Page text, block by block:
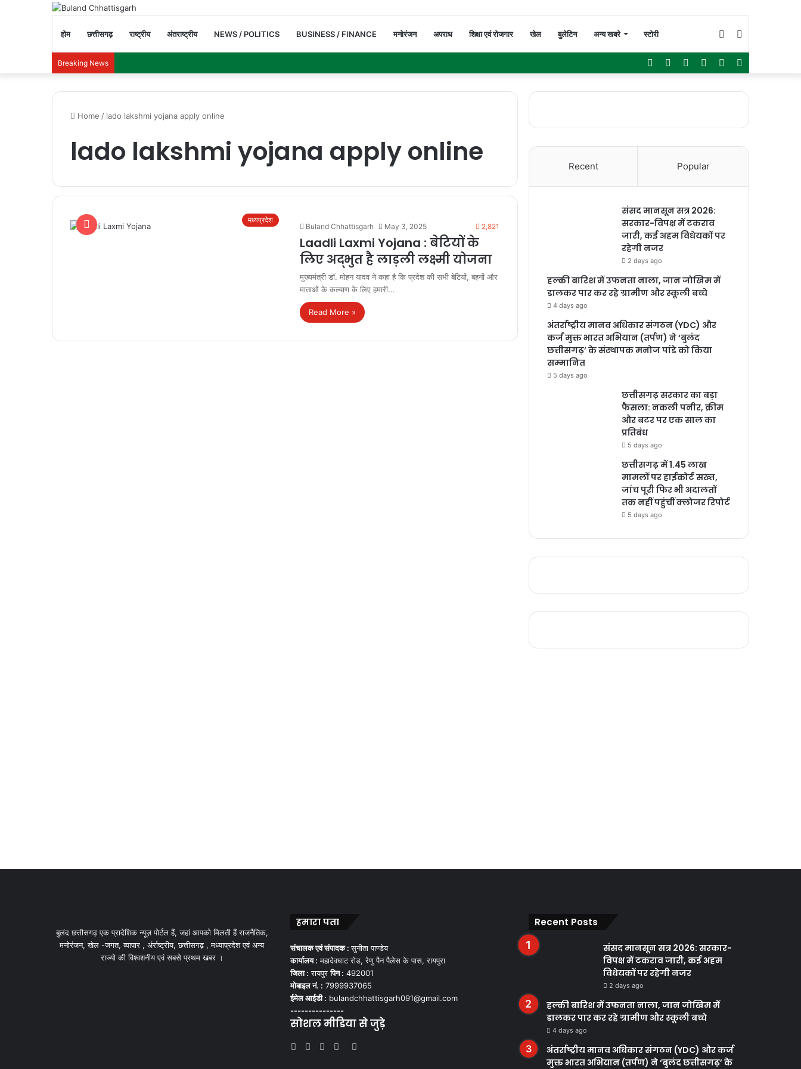
होम छत्तीसगढ़ राष्ट्रीय अंतराष्ट्रीय NEWS / POLITICS BUSINESS / FINANCE मनोरंजन अपराध शिक्षा एवं रोजगार खेल बुलेटिन अन्य खबरे स्टोरी Switch
skin
Breaking News WhatsApp
Instagram
YouTube
Twitter
Facebook
Home / lado lakshmi yojana apply online
lado lakshmi yojana apply online
मध्यप्रदेश
Buland Chhattisgarh May 3, 2025 2,821
Laadli Laxmi Yojana : बेटियों के
लिए अद्भुत है लाड़ली लक्ष्मी योजना
मुख्यमंत्री डॉ. मोहन यादव ने कहा है कि प्रदेश की सभी बेटियों, बहनों और
माताओं के कल्याण के लिए हमारी…
Read More »
Recent Popular
संसद मानसून सत्र 2026:
सरकार-विपक्ष में टकराव
जारी, कई अहम विधेयकों पर
रहेगी नजर
2 days ago
हल्की बारिश में उफनता नाला, जान जोखिम में
डालकर पार कर रहे ग्रामीण और स्कूली बच्चे
4 days ago
अंतर्राष्ट्रीय मानव अधिकार संगठन (YDC) और
कर्ज मुक्त भारत अभियान (तर्पण) ने ‘बुलंद
छत्तीसगढ़’ के संस्थापक मनोज पांडे को किया
सम्मानित
5 days ago
छत्तीसगढ़ सरकार का बड़ा
फैसला: नकली पनीर, क्रीम
और बटर पर एक साल का
प्रतिबंध
5 days ago
छत्तीसगढ़ में 1.45 लाख
मामलों पर हाईकोर्ट सख्त,
जांच पूरी फिर भी अदालतों
तक नहीं पहुंचीं क्लोजर रिपोर्ट
5 days ago
बुलंद छत्तीसगढ़ एक प्रादेशिक न्यूज़ पोर्टल हैं, जहां आपको मिलती हैं राजनैतिक,
मनोरंजन, खेल -जगत, व्यापार , अंर्राष्ट्रीय, छत्तीसगढ़ , मध्याप्रदेश एवं अन्य
राज्यो की विश्वशनीय एवं सबसे प्रथम खबर ।
हमारा पता
संचालक एवं संपादक :सुनीता पाण्डेय
कार्यालय : महादेवघाट रोड, रेणु पैन पैलेस के पास, रायपुरा
जिला : रायपुरपिन : 492001
मोबाइल नं. : 7999937065
ईमेल आईडी : bulandchhattisgarh091@gmail.com
---------------
सोशल मीडिया से जुड़े
Facebook
TwitterYouTubeInstagram
Recent Posts
संसद मानसून सत्र 2026: सरकार-
विपक्ष में टकराव जारी, कई अहम
विधेयकों पर रहेगी नजर
2 days ago
हल्की बारिश में उफनता नाला, जान जोखिम में
डालकर पार कर रहे ग्रामीण और स्कूली बच्चे
4 days ago
अंतर्राष्ट्रीय मानव अधिकार संगठन (YDC) और कर्ज
मुक्त भारत अभियान (तर्पण) ने ‘बुलंद छत्तीसगढ़’ के